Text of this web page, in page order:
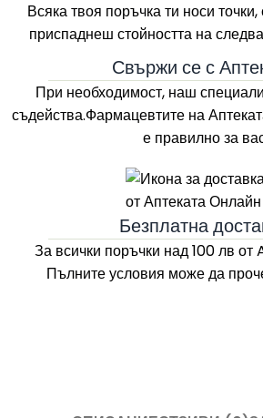
Всяка твоя поръчка ти носи
приспаднеш стойността на
Свържи се с
При необходимост, наш
съдейства.Фармацевтите на
е правилно за
Безплатна
За всички поръчки над 100 лв от
Пълните условия може да